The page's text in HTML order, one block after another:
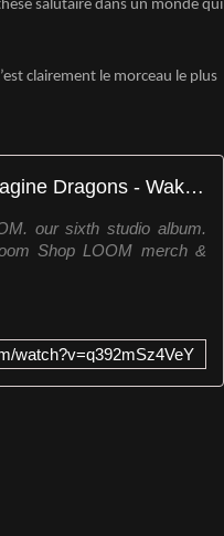
salutaire dans un monde qui
clairement le morceau le plus
Imagine Dragons - Wake Up (Official Music Video)
our sixth studio album.
Shop LOOM merch &
watch?v=q392mSz4VeY